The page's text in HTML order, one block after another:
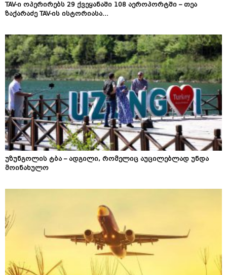
TAV-ი ოპერირებს 29 ქვეყანაში 108 აეროპორტში – თეა
ზაქარაძე TAV-ის ისტორიასა...
უზუნგოლის ტბა – ადგილი, რომელიც აუცილებლად უნდა
მოინახულო